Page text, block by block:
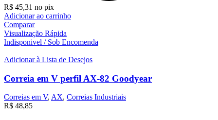
R$ 45,31 no pix
Adicionar ao carrinho
Comparar
Visualização Rápida
Indisponivel / Sob Encomenda
Adicionar à Lista de Desejos
Correia em V perfil AX-82 Goodyear
Correias em V, AX, Correias Industriais
R$ 48,85